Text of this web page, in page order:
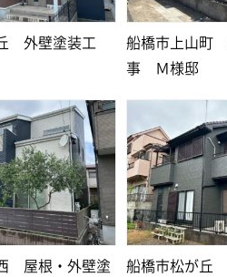
外壁塗装工
船橋市上山町
事 Ｍ様邸
屋根・外壁塗
船橋市松が丘